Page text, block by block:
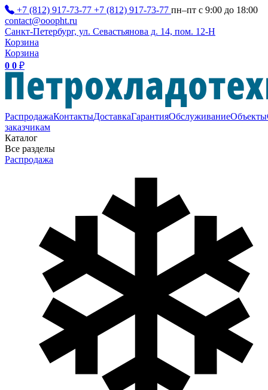
+7 (812) 917-73-77 +7 (812) 917-73-77 пн–пт с 9:00 до 18:00
contact@ooopht.ru
Санкт-Петербург, ул. Севастьянова д. 14, пом. 12-Н
Корзина
Корзина
0 0 ₽
РаспродажаКонтактыДоставкаГарантияОбслуживаниеОбъекты
заказчикам
Каталог
Все разделы
Распродажа